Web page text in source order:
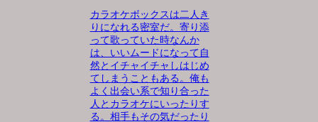
カラオケボックスは二人き
りになれる密室だ。寄り添
って歌っていた時なんか
は、いいムードになって自
然とイチャイチャしはじめ
てしまうこともある。俺も
よく出会い系で知り合った
人とカラオケにいったりす
る。相手もその気だったり